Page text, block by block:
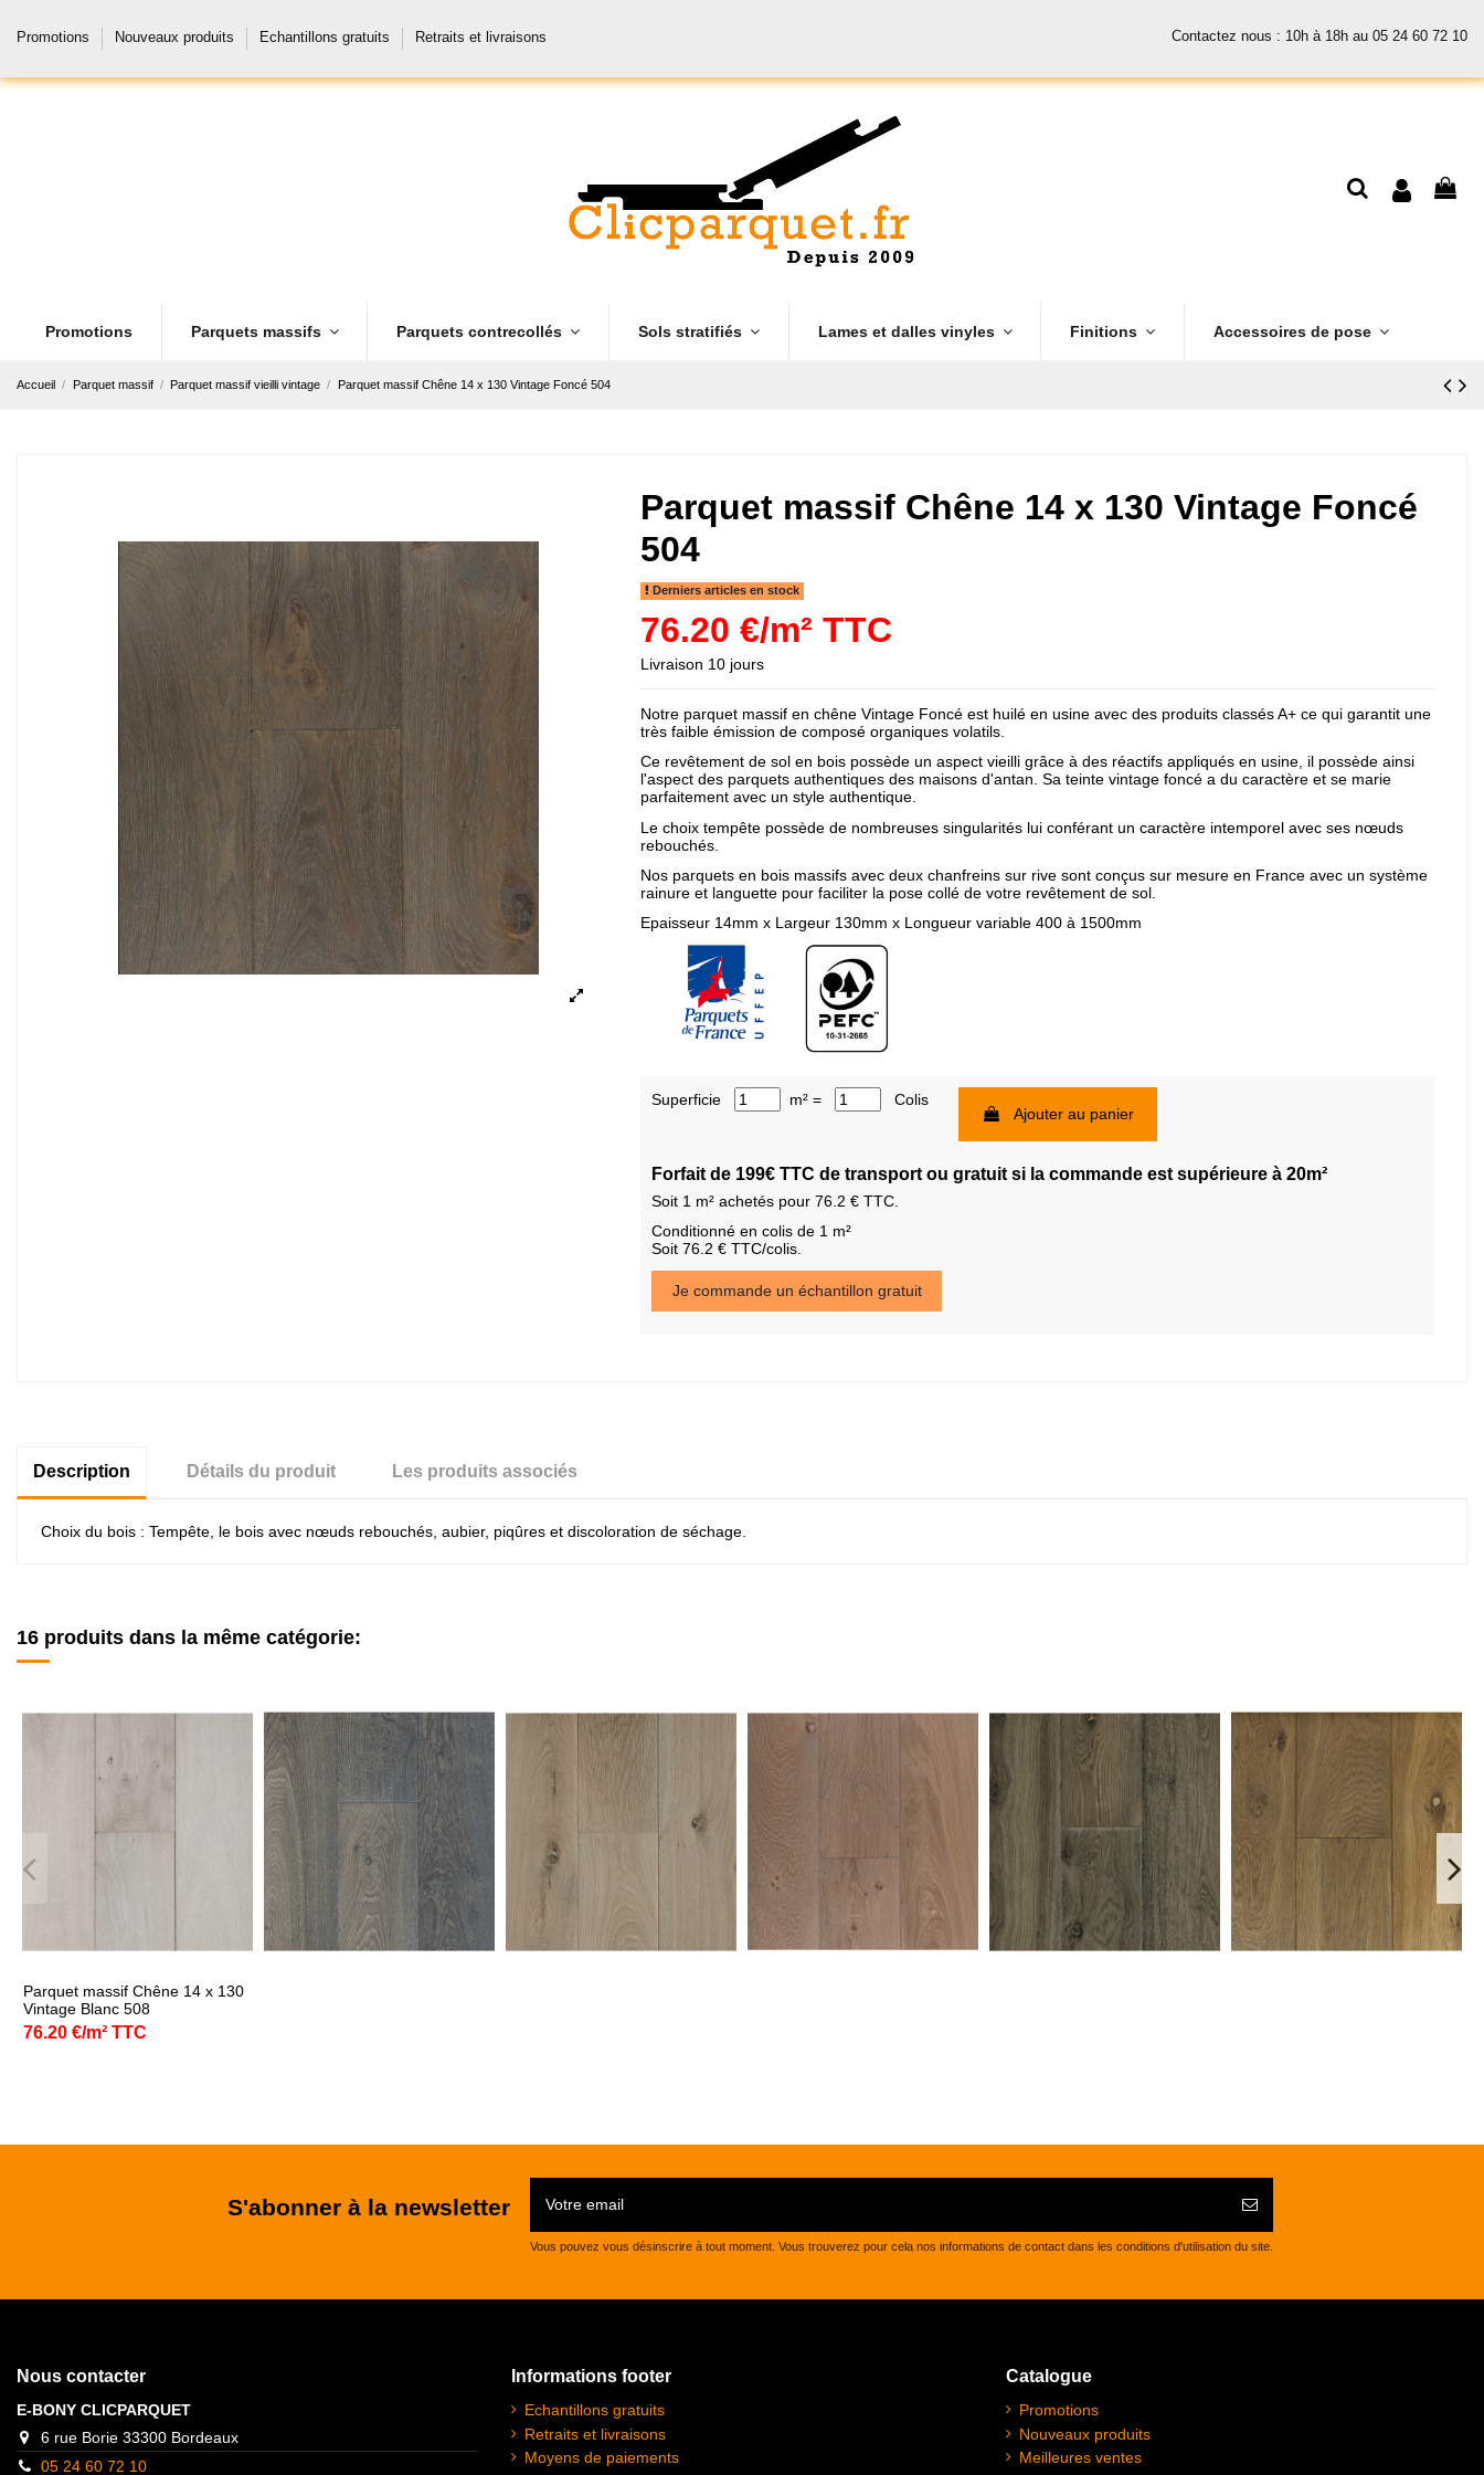
Promotions Nouveaux produits Echantillons gratuits Retraits et livraisons Contactez nous : 10h à 18h au 05 24 60 72 10
Promotions Parquets massifs Parquets contrecollés Sols stratifiés Lames et dalles vinyles Finitions Accessoires de pose
Accueil Parquet massif Parquet massif vieilli vintage Parquet massif Chêne 14 x 130 Vintage Foncé 504
Parquet massif Chêne 14 x 130 Vintage Foncé
504
Derniers articles en stock
76.20 €/m² TTC
Livraison 10 jours
Notre parquet massif en chêne Vintage Foncé est huilé en usine avec des produits classés A+ ce qui garantit une
très faible émission de composé organiques volatils.
Ce revêtement de sol en bois possède un aspect vieilli grâce à des réactifs appliqués en usine, il possède ainsi
l'aspect des parquets authentiques des maisons d'antan. Sa teinte vintage foncé a du caractère et se marie
parfaitement avec un style authentique.
Le choix tempête possède de nombreuses singularités lui conférant un caractère intemporel avec ses nœuds
rebouchés.
Nos parquets en bois massifs avec deux chanfreins sur rive sont conçus sur mesure en France avec un système
rainure et languette pour faciliter la pose collé de votre revêtement de sol.
Epaisseur 14mm x Largeur 130mm x Longueur variable 400 à 1500mm
Superficie m² =
Colis
Ajouter au panier
Forfait de 199€ TTC de transport ou gratuit si la commande est supérieure à 20m²
Soit 1 m² achetés pour 76.2 € TTC.
Conditionné en colis de 1 m²
Soit 76.2 € TTC/colis.
Je commande un échantillon gratuit
Description Détails du produit Les produits associés
Choix du bois : Tempête, le bois avec nœuds rebouchés, aubier, piqûres et discoloration de séchage.
16 produits dans la même catégorie:
Parquet massif Chêne 14 x 130
Vintage Blanc 508
76.20 €/m² TTC
S'abonner à la newsletter
Vous pouvez vous désinscrire à tout moment. Vous trouverez pour cela nos informations de contact dans les conditions d'utilisation du site.
Nous contacter
E-BONY CLICPARQUET
6 rue Borie 33300 Bordeaux
05 24 60 72 10
Informations footer
Echantillons gratuits
Retraits et livraisons
Moyens de paiements
Catalogue
Promotions
Nouveaux produits
Meilleures ventes